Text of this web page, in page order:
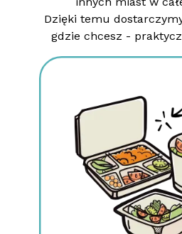
Dzięki temu
gdzie chcesz -